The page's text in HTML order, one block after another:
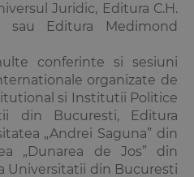
Juridic, Editura C.H.
sau Editura Medimond
conferinte si sesiuni
organizate de
si Institutii Politice
din Bucuresti, Editura
„Andrei Saguna” din
„Dunarea de Jos” din
Universitatii din Bucuresti